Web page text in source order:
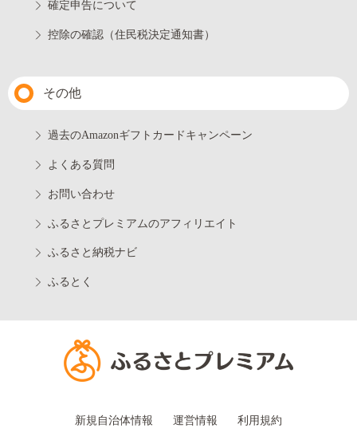
確定申告について
控除の確認（住民税決定通知書）
その他
過去のAmazonギフトカードキャンペーン
よくある質問
お問い合わせ
ふるさとプレミアムのアフィリエイト
ふるさと納税ナビ
ふるとく
新規自治体情報 運営情報 利用規約